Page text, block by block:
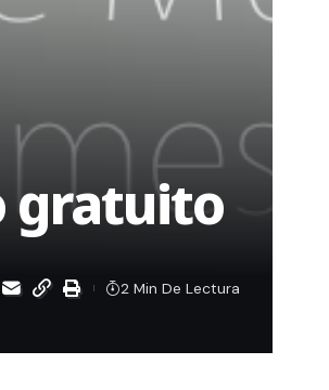
gratuito
2 Min De Lectura